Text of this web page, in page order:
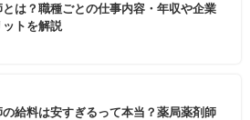
は？職種ごとの仕事内容・年収や企業
トを解説
給料は安すぎるって本当？薬局薬剤師